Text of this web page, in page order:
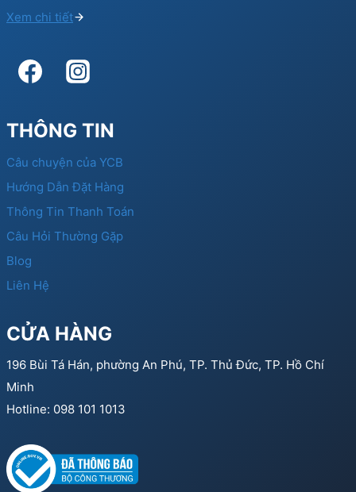
Xem chi tiết
THÔNG TIN
Câu chuyện của YCB
Hướng Dẫn Đặt Hàng
Thông Tin Thanh Toán
Câu Hỏi Thường Gặp
Blog
Liên Hệ
CỬA HÀNG
196 Bùi Tá Hán, phường An Phú, TP. Thủ Đức, TP. Hồ Chí
Minh
Hotline: 098 101 1013